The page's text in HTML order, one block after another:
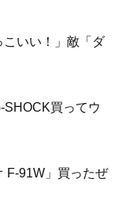
こいい！」敵「ダ
SHOCK買ってウ
F-91W」買ったぜ